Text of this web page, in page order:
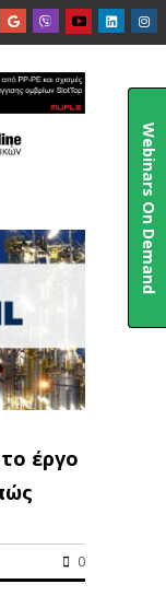

έργο
0
Webinars On Demand